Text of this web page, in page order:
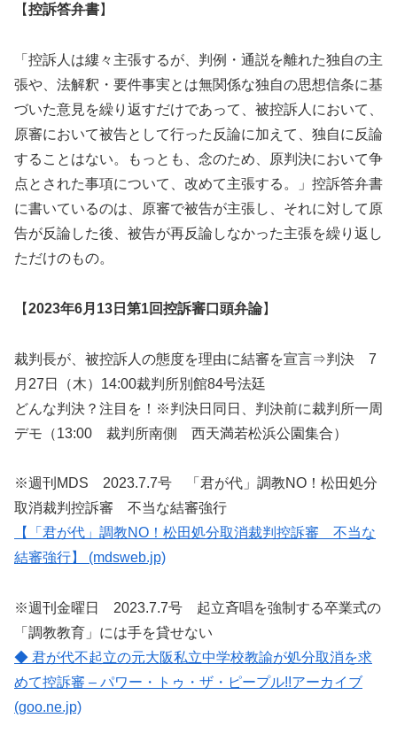
【控訴答弁書】
「控訴人は縷々主張するが、判例・通説を離れた独自の主
張や、法解釈・要件事実とは無関係な独自の思想信条に基
づいた意見を繰り返すだけであって、被控訴人において、
原審において被告として行った反論に加えて、独自に反論
することはない。もっとも、念のため、原判決において争
点とされた事項について、改めて主張する。」控訴答弁書
に書いているのは、原審で被告が主張し、それに対して原
告が反論した後、被告が再反論しなかった主張を繰り返し
ただけのもの。
【2023年6月13日第1回控訴審口頭弁論】
裁判長が、被控訴人の態度を理由に結審を宣言⇒判決 7
月27日（木）14:00裁判所別館84号法廷
どんな判決？注目を！※判決日同日、判決前に裁判所一周
デモ（13:00 裁判所南側 西天満若松浜公園集合）
※週刊MDS 2023.7.7号 「君が代」調教NO！松田処分
取消裁判控訴審 不当な結審強行
【「君が代」調教NO！松田処分取消裁判控訴審 不当な
結審強行】 (mdsweb.jp)
※週刊金曜日 2023.7.7号 起立斉唱を強制する卒業式の
「調教教育」には手を貸せない
◆ 君が代不起立の元大阪私立中学校教諭が処分取消を求
めて控訴審 – パワー・トゥ・ザ・ピープル!!アーカイブ
(goo.ne.jp)